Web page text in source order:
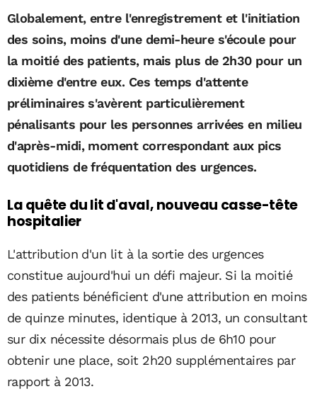
Globalement, entre l'enregistrement et l'initiation
des soins, moins d'une demi-heure s'écoule pour
la moitié des patients, mais plus de 2h30 pour un
dixième d'entre eux. Ces temps d'attente
préliminaires s'avèrent particulièrement
pénalisants pour les personnes arrivées en milieu
d'après-midi, moment correspondant aux pics
quotidiens de fréquentation des urgences.
La quête du lit d'aval, nouveau casse-tête
hospitalier
L'attribution d'un lit à la sortie des urgences
constitue aujourd'hui un défi majeur. Si la moitié
des patients bénéficient d'une attribution en moins
de quinze minutes, identique à 2013, un consultant
sur dix nécessite désormais plus de 6h10 pour
obtenir une place, soit 2h20 supplémentaires par
rapport à 2013.